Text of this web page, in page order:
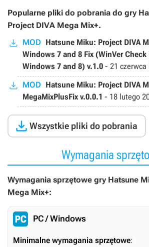
Popularne pliki do pobrania do gry
Project DIVA Mega Mix+.
MOD Hatsune Miku: Project DIVA
Windows 7 and 8 Fix (WinVer Check
Windows 7 and 8) v.1.0 - 21 czerwca
MOD Hatsune Miku: Project DIVA
MegaMixPlusFix v.0.0.1 - 18 lutego
 Wszystkie pliki do pobrania
Wymagania
Wymagania sprzętowe gry Hatsune
Mega Mix+:
PC / Windows
Minimalne wymagania sprzętowe: